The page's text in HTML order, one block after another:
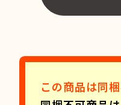
この商品は同